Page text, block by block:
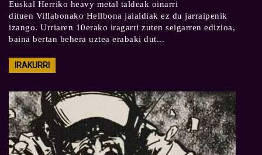
Euskal Herriko heavy metal taldeak oinarri
dituen Villabonako Hellbona jaialdiak ez du jarraipenik
izango. Urriaren 10erako iragarri zuten seigarren edizioa,
baina bertan behera uztea erabaki dut...
IRAKURRI